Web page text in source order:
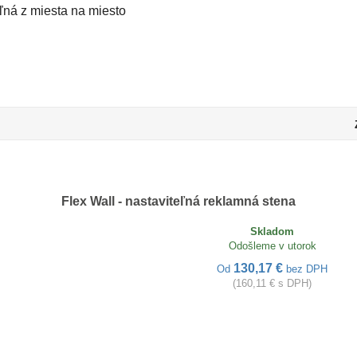
z miesta na miesto
Flex Wall - nastaviteľná reklamná stena
Skladom
Odošleme v utorok
Od 130,17 € bez DPH
(160,11 € s DPH)